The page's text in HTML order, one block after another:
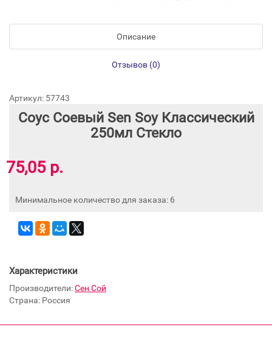
Описание
Отзывов (0)
Артикул: 57743
Соус Соевый Sen Soy Классический
250мл Стекло
75,05 р.
Минимальное количество для заказа: 6
Характеристики
Производители:Сен Сой
Страна: Россия